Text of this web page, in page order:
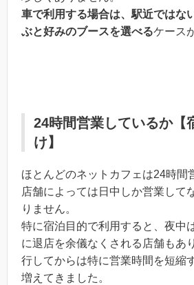
車で利用する場合は、駅近ではな
ぶと好みのブースを選べるケース
24時間営業しているか【
け】
ほとんどのネットカフェは24時間
店舗によっては日中しか営業して
りません。
特に宿泊目的で利用すると、夜中
に退店を余儀なくされる店舗もあ
行してからは特に営業時間を短縮
増えてきました。